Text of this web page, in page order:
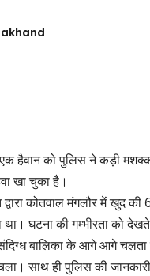
हैवान को पुलिस ने कड़ी
खा चुका है।
द्वारा कोतवाल मंगलौर में खुद
था। घटना की गम्भीरता को
बालिका के आगे आगे
चला। साथ ही पुलिस की